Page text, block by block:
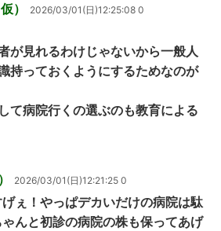
） 2026/03/01(日)12:25:08 0
が見れるわけじゃないから一般人
持っておくようにするためなのが
て病院行くの選ぶのも教育による
2026/03/01(日)12:21:25 0
ぇ！やっぱデカいだけの病院は駄
んと初診の病院の株も保ってあげ